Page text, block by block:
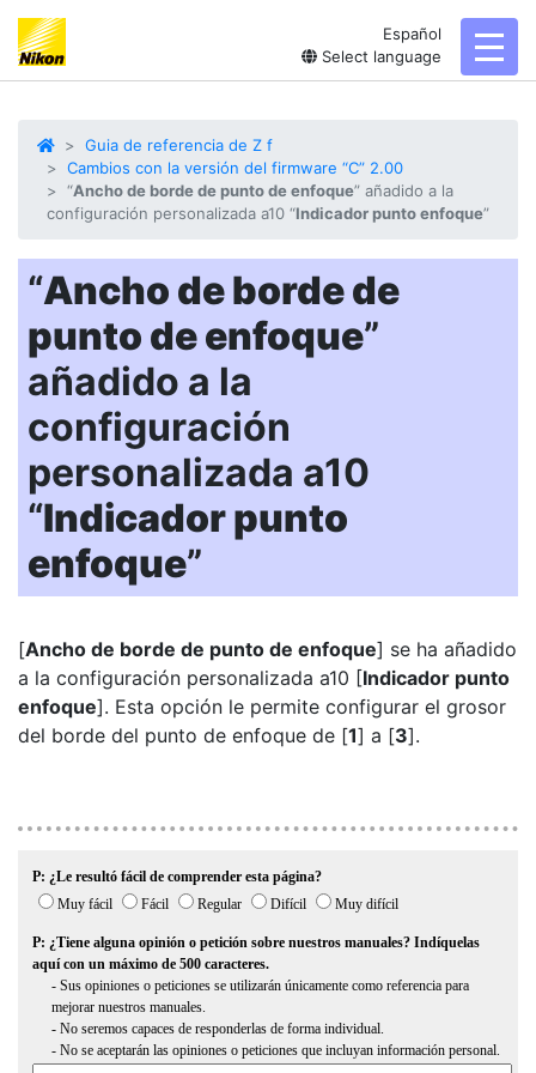
Español
Select language
Guia de referencia de Z f
Cambios con la versión del firmware “C” 2.00
“Ancho de borde de punto de enfoque” añadido a la
configuración personalizada a10 “Indicador punto enfoque”
“Ancho de borde de
punto de enfoque”
añadido a la
configuración
personalizada a10
“Indicador punto
enfoque”
[Ancho de borde de punto de enfoque] se ha añadido
a la configuración personalizada a10 [Indicador punto
enfoque]. Esta opción le permite configurar el grosor
del borde del punto de enfoque de [1] a [3].